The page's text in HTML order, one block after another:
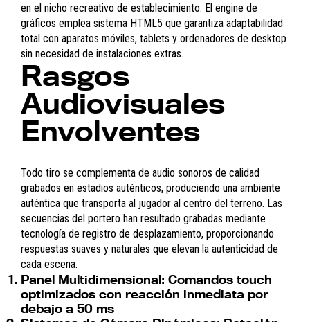
en el nicho recreativo de establecimiento. El engine de
gráficos emplea sistema HTML5 que garantiza adaptabilidad
total con aparatos móviles, tablets y ordenadores de desktop
sin necesidad de instalaciones extras.
Rasgos
Audiovisuales
Envolventes
Todo tiro se complementa de audio sonoros de calidad
grabados en estadios auténticos, produciendo una ambiente
auténtica que transporta al jugador al centro del terreno. Las
secuencias del portero han resultado grabadas mediante
tecnología de registro de desplazamiento, proporcionando
respuestas suaves y naturales que elevan la autenticidad de
cada escena.
Panel Multidimensional: Comandos touch
optimizados con reacción inmediata por
debajo a 50 ms